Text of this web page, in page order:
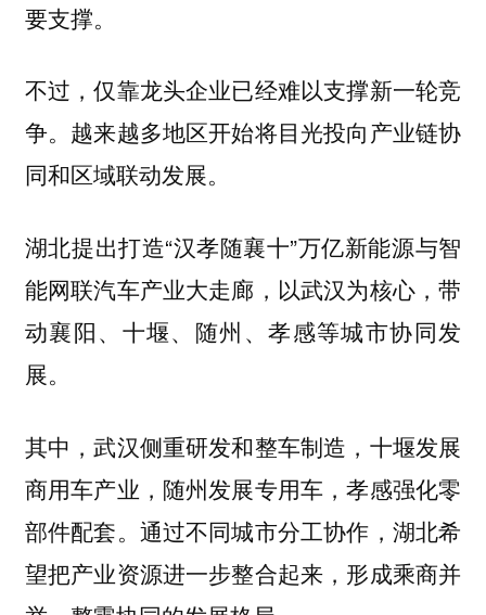
要支撑。
不过，仅靠龙头企业已经难以支撑新一轮竞
争。越来越多地区开始将目光投向产业链协
同和区域联动发展。
湖北提出打造“汉孝随襄十”万亿新能源与智
能网联汽车产业大走廊，以武汉为核心，带
动襄阳、十堰、随州、孝感等城市协同发
展。
其中，武汉侧重研发和整车制造，十堰发展
商用车产业，随州发展专用车，孝感强化零
部件配套。通过不同城市分工协作， 湖北希
望把产业资源进一步整合起来，形成乘商并